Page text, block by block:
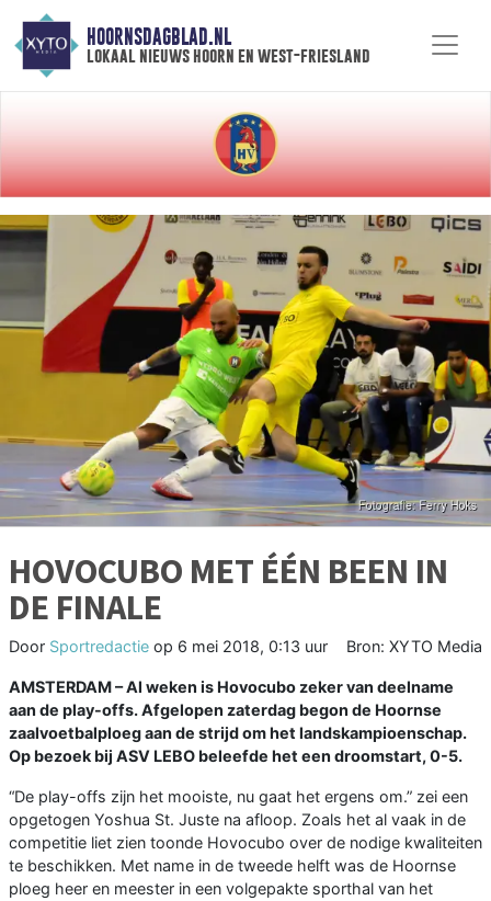
HOORNSDAGBLAD.NL
lokaal nieuws hoorn en west-friesland
HOVOCUBO MET ÉÉN BEEN IN
DE FINALE
Door Sportredactie op 6 mei 2018, 0:13 uur Bron: XYTO Media
AMSTERDAM –Al weken is Hovocubo zeker van deelname
aan de play-offs. Afgelopen zaterdag begon de Hoornse
zaalvoetbalploeg aan de strijd om het landskampioenschap.
Op bezoek bij ASV LEBO beleefde het een droomstart, 0-5.
“De play-offs zijn het mooiste, nu gaat het ergens om.” zei een
opgetogen Yoshua St. Juste na afloop. Zoals het al vaak in de
competitie liet zien toonde Hovocubo over de nodige kwaliteiten
te beschikken. Met name in de tweede helft was de Hoornse
ploeg heer en meester in een volgepakte sporthal van het